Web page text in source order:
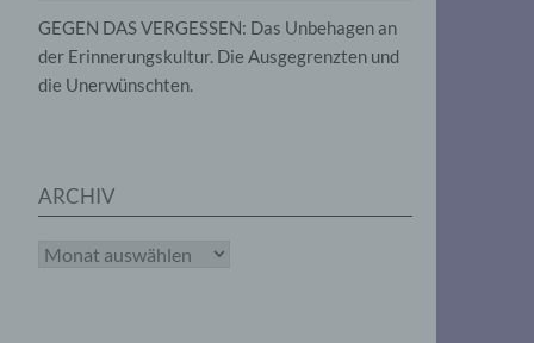
GEGEN DAS VERGESSEN: Das Unbehagen an
der Erinnerungskultur. Die Ausgegrenzten und
die Unerwünschten.
ARCHIV
Archiv